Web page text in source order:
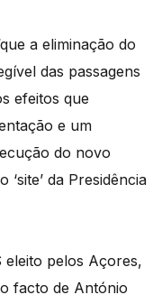
a eliminação do
das passagens
efeitos que
e um
do novo
‘site’ da Presidência
eleito pelos Açores,
facto de António